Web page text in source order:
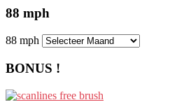
88 mph
88 mph
BONUS !